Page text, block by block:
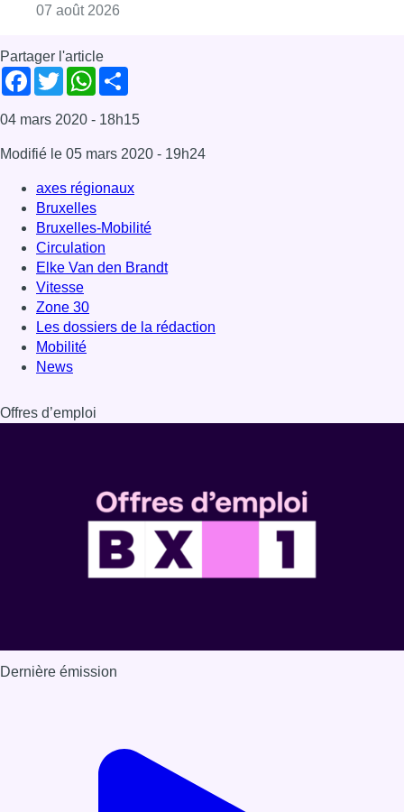
07 août 2026
Partager l'article
Facebook
TwitterWhatsApp
04 mars 2020 - 18h15
Modifié le 05 mars 2020 - 19h24
axes régionaux
Bruxelles
Bruxelles-Mobilité
Circulation
Elke Van den Brandt
Vitesse
Zone 30
Les dossiers de la rédaction
Mobilité
News
Offres d’emploi
Dernière émission